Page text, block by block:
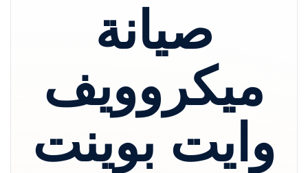
صيانة
ميكروويف
وايت بوينت